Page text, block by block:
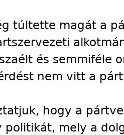
túltette magát a
és semmiféle
nem vitt a
hogy a
politikát, mely a